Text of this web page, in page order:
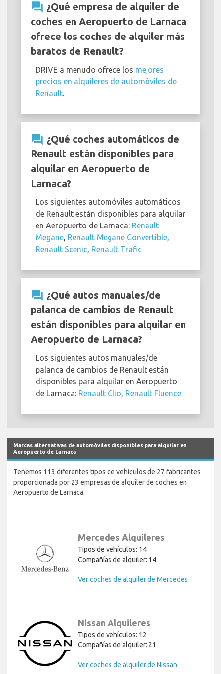
question_answer ¿Qué empresa de alquiler de
coches en Aeropuerto de Larnaca
ofrece los coches de alquiler más
baratos de Renault?
DRIVE a menudo ofrece los mejores
precios en alquileres de automóviles de
Renault
question_answer ¿Qué coches automáticos de
Renault están disponibles para
alquilar en Aeropuerto de
Larnaca?
Los siguientes automóviles automáticos
de Renault están disponibles para alquilar
en Aeropuerto de Larnaca: Renault
Megane Renault Megane Convertible
Renault Scenic Renault Trafic
question_answer ¿Qué autos manuales/de
palanca de cambios de Renault
están disponibles para alquilar en
Aeropuerto de Larnaca?
Los siguientes autos manuales/de
palanca de cambios de Renault están
disponibles para alquilar en Aeropuerto
de Larnaca: Renault Clio Renault Fluence
Marcas alternativas de automóviles disponibles para alquilar en
Aeropuerto de Larnaca
Tenemos 113 diferentes tipos de vehículos de 27 fabricantes
proporcionada por 23 empresas de alquiler de coches en
Aeropuerto de Larnaca.
Mercedes Alquileres
Tipos de vehículos: 14
Compañías de alquiler: 14
Ver coches de alquiler de Mercedes
Nissan Alquileres
Tipos de vehículos: 12
Compañías de alquiler: 21
Ver coches de alquiler de Nissan